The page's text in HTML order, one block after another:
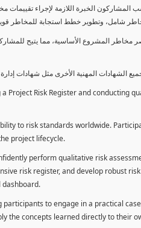
المشاركون الخبرة اللازمة لإجراء
مخاطر المشروع الأساسية، مما يتيح
Project Risk Register and conducting
to risk standards worldwide.
project lifecycle.
perform qualitative risk
risk register, and develop robust
to engage in a practical
the concepts learned directly to their